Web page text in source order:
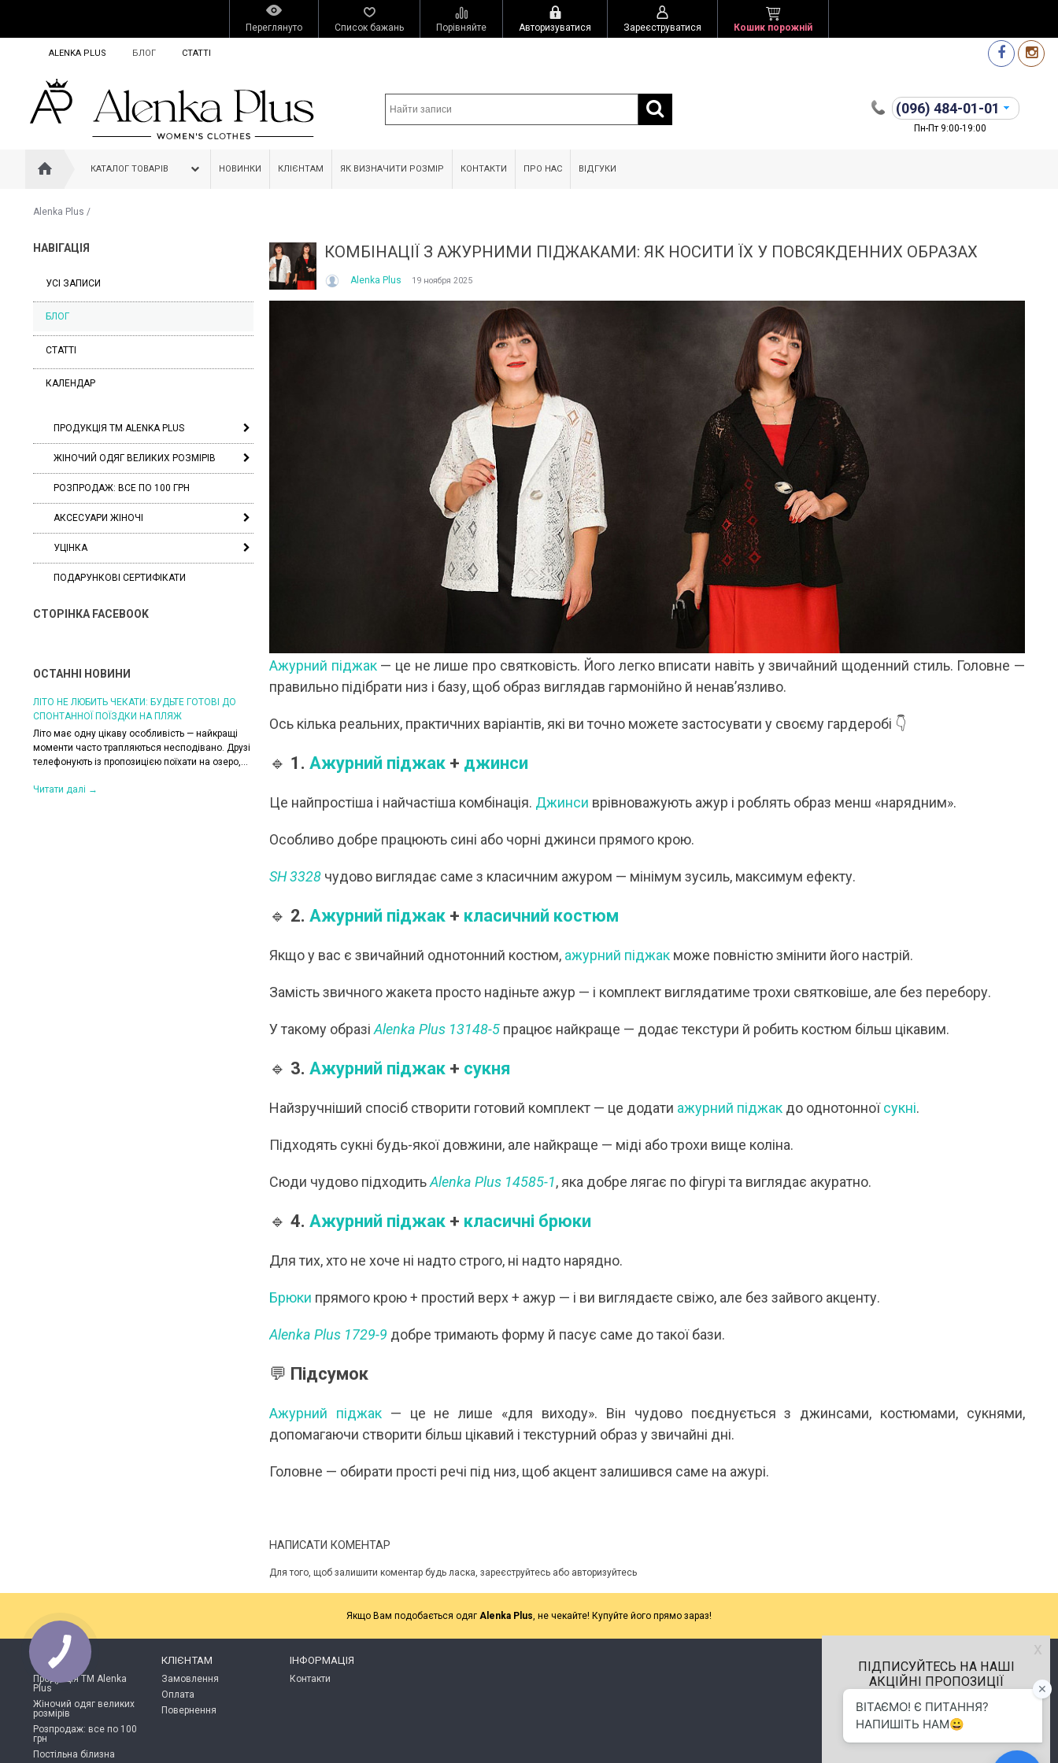
Переглянуто Список бажань Порівняйте Авторизуватися Зареєструватися Кошик порожній
ALENKA PLUS БЛОГ СТАТТІ
(096) 484-01-01
Пн-Пт 9:00-19:00
КАТАЛОГ ТОВАРІВ НОВИНКИ КЛІЄНТАМ ЯК ВИЗНАЧИТИ РОЗМІР КОНТАКТИ ПРО НАС ВІДГУКИ
Alenka Plus /
НАВІГАЦІЯ
УСІ ЗАПИСИ
БЛОГ
СТАТТІ
КАЛЕНДАР
ПРОДУКЦІЯ ТМ ALENKA PLUS
ЖІНОЧИЙ ОДЯГ ВЕЛИКИХ РОЗМІРІВ
РОЗПРОДАЖ: ВСЕ ПО 100 ГРН
АКСЕСУАРИ ЖІНОЧІ
УЦІНКА
ПОДАРУНКОВІ СЕРТИФІКАТИ
СТОРІНКА FACEBOOK
ОСТАННІ НОВИНИ
ЛІТО НЕ ЛЮБИТЬ ЧЕКАТИ: БУДЬТЕ ГОТОВІ ДО
СПОНТАННОЇ ПОЇЗДКИ НА ПЛЯЖ
Літо має одну цікаву особливість — найкращі
моменти часто трапляються несподівано. Друзі
телефонують із пропозицією поїхати на озеро,...
Читати далі →
КОЛИ ЗРАНКУ СПЕКА, А ВВЕЧЕРІ ВЖЕ
ХОЧЕТЬСЯ КУРТКУ?
на готовність до сюрпризів. Зранку світить
сонце і +30°C, після обіду приходить сильний...
Читати далі →
СПІДНИЦЕЮ: ЩО ОБРАТИ ЦЬОГО ЛІТА?
Літо — це час, коли хочеться почуватися легко,
жінок звертають увагу не лише на купальники ,
Читати далі →
У літню пору особливо цінуються речі, які не
Читати далі →
КОМБІНАЦІЇ З АЖУРНИМИ ПІДЖАКАМИ: ЯК НОСИТИ ЇХ У ПОВСЯКДЕННИХ ОБРАЗАХ
Alenka Plus 19 ноября 2025
Ажурний піджак— це не лише про святковість. Його легко вписати навіть у звичайний щоденний стиль. Головне —
правильно підібрати низ і базу, щоб образ виглядав гармонійно й ненав’язливо.
Ось кілька реальних, практичних варіантів, які ви точно можете застосувати у своєму гардеробі 👇
🔹 1. Ажурний піджак + джинси
Це найпростіша і найчастіша комбінація. Джинси врівноважують ажур і роблять образ менш «нарядним».
Особливо добре працюють сині або чорні джинси прямого крою.
SH 3328 чудово виглядає саме з класичним ажуром — мінімум зусиль, максимум ефекту.
🔹 2. Ажурний піджак + класичний костюм
Якщо у вас є звичайний однотонний костюм, ажурний піджак може повністю змінити його настрій.
Замість звичного жакета просто надіньте ажур — і комплект виглядатиме трохи святковіше, але без перебору.
У такому образіAlenka Plus 13148-5 працює найкраще — додає текстури й робить костюм більш цікавим.
🔹 3. Ажурний піджак + сукня
Найзручніший спосіб створити готовий комплект — це додати ажурний піджак до однотонноїсукні.
Підходять сукні будь-якої довжини, але найкраще — міді або трохи вище коліна.
Сюди чудово підходитьAlenka Plus 14585-1, яка добре лягає по фігурі та виглядає акуратно.
🔹 4. Ажурний піджак + класичні брюки
Для тих, хто не хоче ні надто строго, ні надто нарядно.
Брюки прямого крою + простий верх + ажур — і ви виглядаєте свіжо, але без зайвого акценту.
Alenka Plus 1729-9 добре тримають форму й пасує саме до такої бази.
💬 Підсумок
Ажурний піджак— це не лише «для виходу». Він чудово поєднується з джинсами, костюмами, сукнями,
допомагаючи створити більш цікавий і текстурний образ у звичайні дні.
Головне — обирати прості речі під низ, щоб акцент залишився саме на ажурі.
НАПИСАТИ КОМЕНТАР
Для того, щоб залишити коментар будь ласка, зареєструйтесь або авторизуйтесь
Якщо Вам подобається одяг Alenka Plus, не чекайте! Купуйте його прямо зараз!
КАТАЛОГ
Продукція ТМ Alenka
Plus
Жіночий одяг великих
розмірів
Розпродаж: все по 100
грн
Постільна білизна
КЛІЄНТАМ
Замовлення
Оплата
Повернення
ІНФОРМАЦІЯ
Контакти
м.Хмельницький
(096) 484-01-01
info.alenkaplus@gmail.com
Alenka Plus © 2014- 2026
х
ПІДПИСУЙТЕСЬ НА НАШІ
АКЦІЙНІ ПРОПОЗИЦІЇ